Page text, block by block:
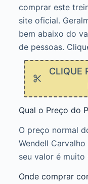
comprar este
site oficial.
bem abaixo do
de pessoas.
CLIQUE
Qual o Preço do
O preço normal
Wendell
seu valor é muito
Onde comprar